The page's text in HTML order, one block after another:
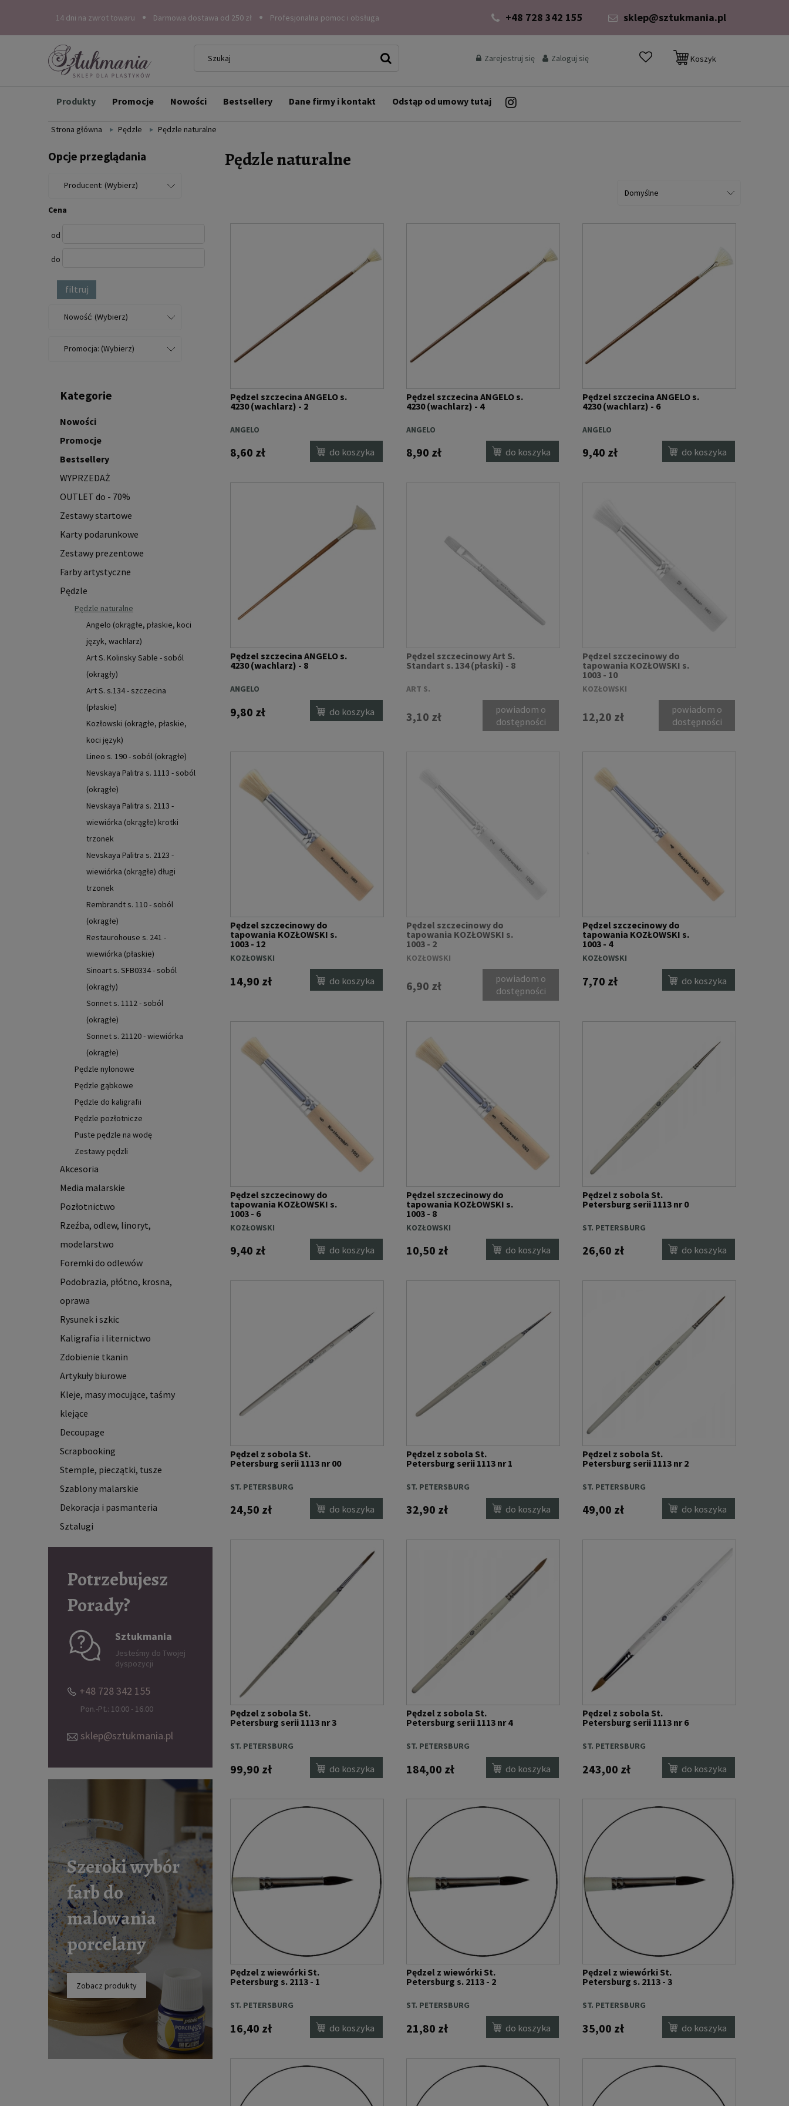
14 dni na zwrot towaru Darmowa dostawa od 250 zł Profesjonalna pomoc i obsługa +48 728 342 155 sklep@sztukmania.pl
Zarejestruj się Zaloguj się Koszyk
Produkty Promocje Nowości Bestsellery Dane firmy i kontakt Odstąp od umowy tutaj
Strona główna Pędzle Pędzle naturalne
Opcje przeglądania
Producent: (Wybierz)
Cena
od
do
filtruj
Nowość: (Wybierz)
Promocja: (Wybierz)
Kategorie
Nowości
Promocje
Bestsellery
WYPRZEDAŻ
OUTLET do - 70%
Zestawy startowe
Karty podarunkowe
Zestawy prezentowe
Farby artystyczne
Pędzle
Pędzle naturalne
Angelo (okrągłe, płaskie, koci
język, wachlarz)
Art S. Kolinsky Sable - soból
(okrągły)
Art S. s.134 - szczecina
(płaskie)
Kozłowski (okrągłe, płaskie,
koci język)
Lineo s. 190 - soból (okrągłe)
Nevskaya Palitra s. 1113 - soból
(okrągłe)
Nevskaya Palitra s. 2113 -
wiewiórka (okrągłe) krotki
trzonek
Nevskaya Palitra s. 2123 -
wiewiórka (okrągłe) długi
trzonek
Rembrandt s. 110 - soból
(okrągłe)
Restaurohouse s. 241 -
wiewiórka (płaskie)
Sinoart s. SFB0334 - soból
(okrągły)
Sonnet s. 1112 - soból
(okrągłe)
Sonnet s. 21120 - wiewiórka
(okrągłe)
Pędzle nylonowe
Pędzle gąbkowe
Pędzle do kaligrafii
Pędzle pozłotnicze
Puste pędzle na wodę
Zestawy pędzli
Akcesoria
Media malarskie
Pozłotnictwo
Rzeźba, odlew, linoryt,
modelarstwo
Foremki do odlewów
Podobrazia, płótno, krosna,
oprawa
Rysunek i szkic
Kaligrafia i liternictwo
Zdobienie tkanin
Artykuły biurowe
Kleje, masy mocujące, taśmy
klejące
Decoupage
Scrapbooking
Stemple, pieczątki, tusze
Szablony malarskie
Dekoracja i pasmanteria
Sztalugi
Potrzebujesz
Porady?
Sztukmania
Jesteśmy do Twojej
dyspozycji
+48 728 342 155
Pon.-Pt.: 10:00 - 16.00
sklep@sztukmania.pl
Szeroki wybór
farb do
malowania
porcelany
Zobacz produkty
Pędzle naturalne
Pędzel szczecina ANGELO s.
4230 (wachlarz) - 2
ANGELO
8,60 zł do koszyka
Pędzel szczecina ANGELO s.
4230 (wachlarz) - 4
ANGELO
8,90 zł do koszyka
Pędzel szczecina ANGELO s.
4230 (wachlarz) - 6
ANGELO
9,40 zł do koszyka
Pędzel szczecina ANGELO s.
4230 (wachlarz) - 8
ANGELO
9,80 zł do koszyka
Pędzel szczecinowy Art S.
Standart s. 134 (płaski) - 8
ART S.
3,10 zł
powiadom o
dostępności
Pędzel szczecinowy do
tapowania KOZŁOWSKI s.
1003 - 10
KOZŁOWSKI
12,20 zł
powiadom o
dostępności
Pędzel szczecinowy do
tapowania KOZŁOWSKI s.
1003 - 12
KOZŁOWSKI
14,90 zł do koszyka
Pędzel szczecinowy do
tapowania KOZŁOWSKI s.
1003 - 2
KOZŁOWSKI
6,90 zł
powiadom o
dostępności
Pędzel szczecinowy do
tapowania KOZŁOWSKI s.
1003 - 4
KOZŁOWSKI
7,70 zł do koszyka
Pędzel szczecinowy do
tapowania KOZŁOWSKI s.
1003 - 6
KOZŁOWSKI
9,40 zł do koszyka
Pędzel szczecinowy do
tapowania KOZŁOWSKI s.
1003 - 8
KOZŁOWSKI
10,50 zł do koszyka
Pędzel z sobola St.
Petersburg serii 1113 nr 0
ST. PETERSBURG
26,60 zł do koszyka
Pędzel z sobola St.
Petersburg serii 1113 nr 00
ST. PETERSBURG
24,50 zł do koszyka
Pędzel z sobola St.
Petersburg serii 1113 nr 1
ST. PETERSBURG
32,90 zł do koszyka
Pędzel z sobola St.
Petersburg serii 1113 nr 2
ST. PETERSBURG
49,00 zł do koszyka
Pędzel z sobola St.
Petersburg serii 1113 nr 3
ST. PETERSBURG
99,90 zł do koszyka
Pędzel z sobola St.
Petersburg serii 1113 nr 4
ST. PETERSBURG
184,00 zł do koszyka
Pędzel z sobola St.
Petersburg serii 1113 nr 6
ST. PETERSBURG
243,00 zł do koszyka
Pędzel z wiewórki St.
Petersburg s. 2113 - 1
ST. PETERSBURG
16,40 zł do koszyka
Pędzel z wiewórki St.
Petersburg s. 2113 - 2
ST. PETERSBURG
21,80 zł do koszyka
Pędzel z wiewórki St.
Petersburg s. 2113 - 3
ST. PETERSBURG
35,00 zł do koszyka